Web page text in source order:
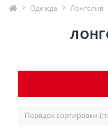
Одежда Лонгслив